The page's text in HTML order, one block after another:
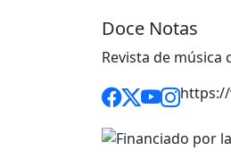
Doce Notas
Revista de música